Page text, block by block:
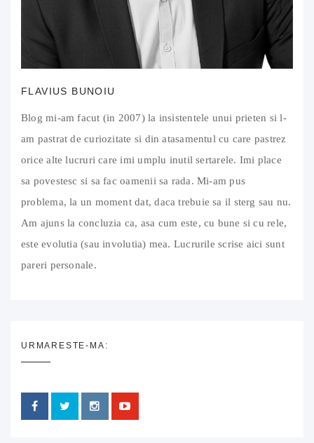
FLAVIUS BUNOIU
Blog mi-am facut (in 2007) la insistentele unui prieten si l-
am pastrat de curiozitate si din atasamentul cu care pastrez
orice alte lucruri care imi umplu inutil sertarele. Imi place
sa povestesc si sa fac oamenii sa rada. Mi-am pus
problema, la un moment dat, daca trebuie sa il sterg sau nu.
Am ajuns la concluzia ca, asa cum este, cu bune si cu rele,
este evolutia (sau involutia) mea. Lucrurile scrise aici sunt
pareri personale.
URMARESTE-MA: